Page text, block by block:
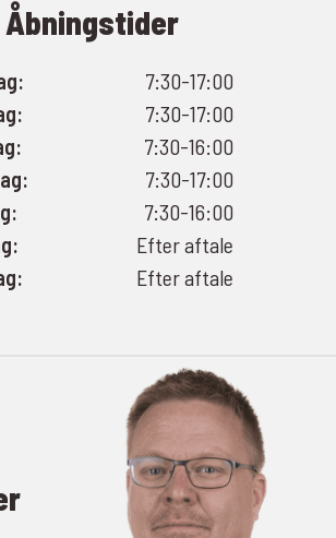
Åbningstider
7:30-17:00
7:30-17:00
7:30-16:00
7:30-17:00
7:30-16:00
Efter aftale
Efter aftale